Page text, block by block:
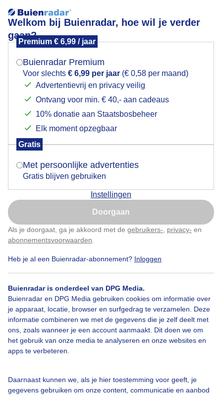
Welkom bij Buienradar, hoe wil je verder
gaan?
Premium € 6,99 / jaar
Buienradar Premium
Voor slechts € 6,99 per jaar (€ 0,58 per maand)
Advertentievrij en privacy veilig
Ontvang voor min. € 40,- aan cadeaus
10% donatie aan Staatsbosbeheer
Elk moment opzegbaar
Gratis
Met persoonlijke advertenties
Gratis blijven gebruiken
Instellingen
Doorgaan
Als je doorgaat, ga je akkoord met de gebruikers- privacy- en
abonnementsvoorwaarden
Heb je al een Buienradar-abonnement? Inloggen
Buienradar is onderdeel van DPG Media.
Buienradar en DPG Media gebruiken cookies om informatie over
je apparaat, locatie, browser en surfgedrag te verzamelen. Deze
informatie combineren we met de gegevens die je zelf deelt met
ons, zoals wanneer je een account aanmaakt. Dit doen we om
het gebruik van onze media te analyseren en onze websites en
apps te verbeteren.
Daarnaast kunnen we, als je hier toestemming voor geeft, je
gegevens gebruiken om onze content, communicatie en aanbod
Herfstkleuren
Door: Cynthia van Leusden Gemaakt: 01-10-2020, 190x bekeken
Herfstkleuren Herstbladeren Herfst
Bekijk slideshow
Mogen we je locatie gebruiken voor het
Indien je hier nog geen akkoord op hebt gegeven,
verschijnt er zo een pop-up uit je browser waarin
Is goed, toon de popup
Nu niet, misschien later
Klik hierom dit aan te passen